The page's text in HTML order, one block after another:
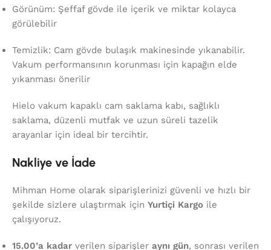
Görünüm: Şeffaf gövde ile içerik ve miktar kolayca
görülebilir
Temizlik: Cam gövde bulaşık makinesinde yıkanabilir.
Vakum performansının korunması için kapağın elde
yıkanması önerilir
Hielo vakum kapaklı cam saklama kabı, sağlıklı
saklama, düzenli mutfak ve uzun süreli tazelik
arayanlar için ideal bir tercihtir.
Nakliye ve İade
Mihman Home olarak siparişlerinizi güvenli ve hızlı bir
şekilde sizlere ulaştırmak için Yurtiçi Kargo ile
çalışıyoruz.
15.00’a kadar verilen siparişler aynı gün, sonrası verilen